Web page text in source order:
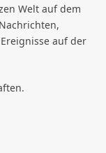
Welt auf dem
auf der